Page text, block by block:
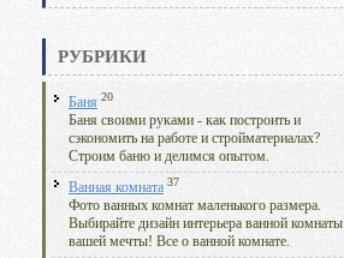
РУБРИКИ
Баня 20
Баня своими руками - как построить и
сэкономить на работе и стройматериалах?
Строим баню и делимся опытом.
Ванная комната 37
Фото ванных комнат маленького размера.
Выбирайте дизайн интерьера ванной комнаты
вашей мечты! Все о ванной комнате.